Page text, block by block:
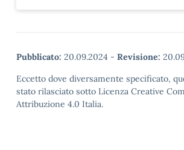
Pubblicato: 20.09.2024 - Revisione:
Eccetto dove diversamente specificato,
stato rilasciato sotto Licenza Creative
Attribuzione 4.0 Italia.